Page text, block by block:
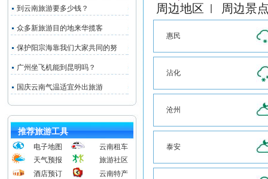
到云南旅游要多少钱？
众多新旅游目的地来华揽客
保护阳宗海靠我们大家共同的努
广州坐飞机能到昆明吗？
国庆云南气温适宜外出旅游
推荐旅游工具
电子地图
云南租车
天气预报
旅游社区
酒店预订
云南特产
周边地区 周边景
惠民
沾化
沧州
泰安